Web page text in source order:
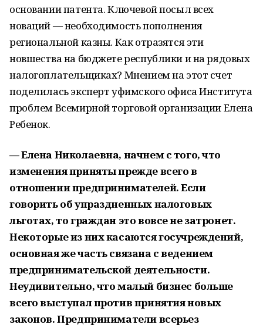
основании патента. Ключевой посыл всех
новаций — необходимость пополнения
региональной казны. Как отразятся эти
новшества на бюджете республики и на рядовых
налогоплательщиках? Мнением на этот счет
поделилась эксперт уфимского офиса Института
проблем Всемирной торговой организации Елена
Ребенок.
— Елена Николаевна, начнем с того, что
изменения приняты прежде всего в
отношении предпринимателей. Если
говорить об упраздненных налоговых
льготах, то граждан это вовсе не затронет.
Некоторые из них касаются госучреждений,
основная же часть связана с ведением
предпринимательской деятельности.
Неудивительно, что малый бизнес больше
всего выступал против принятия новых
законов. Предприниматели всерьез